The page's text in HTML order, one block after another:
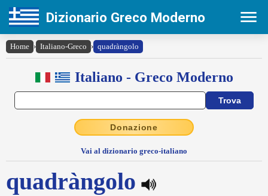
Dizionario Greco Moderno
Home › Italiano-Greco › quadràngolo
Italiano - Greco Moderno
Donazione
Vai al dizionario greco-italiano
quadràngolo